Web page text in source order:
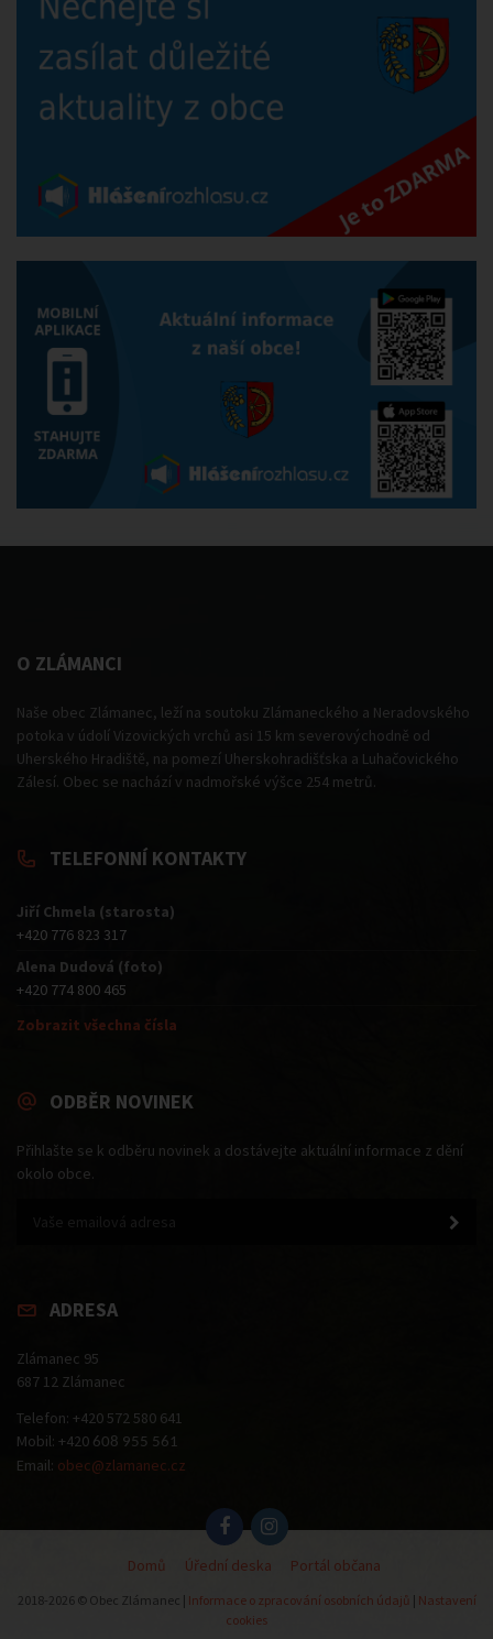
O ZLÁMANCI
Naše obec Zlámanec, leží na soutoku Zlámaneckého a Neradovského
potoka v údolí Vizovických vrchů asi 15 km severovýchodně od
Uherského Hradiště, na pomezí Uherskohradišťska a Luhačovického
Zálesí. Obec se nachází v nadmořské výšce 254 metrů.
TELEFONNÍ KONTAKTY
Jiří Chmela (starosta)
+420 776 823 317
Alena Dudová (foto)
+420 774 800 465
Zobrazit všechna čísla
ODBĚR NOVINEK
Přihlašte se k odběru novinek a dostávejte aktuální informace z dění
okolo obce.
ADRESA
Zlámanec 95
687 12 Zlámanec
Telefon: +420 572 580 641
Mobil: +420 608 955 561
Email: obec@zlamanec.cz
Domů Úřední deska Portál občana
2018-2026 © Obec Zlámanec | Informace o zpracování osobních údajů | Nastavení
cookies